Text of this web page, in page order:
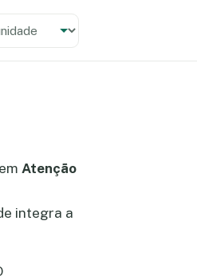
Atenção
integra a